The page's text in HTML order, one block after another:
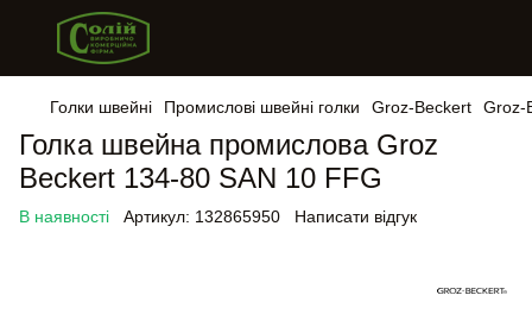
Голки швейні Промислові швейні голки Groz-Beckert Groz-
Голка швейна промислова Groz
Beckert 134-80 SAN 10 FFG
В наявності Артикул: 132865950 Написати відгук